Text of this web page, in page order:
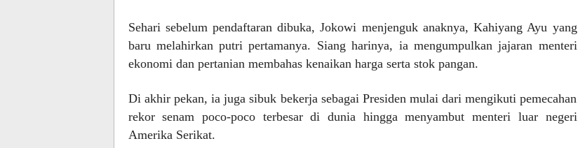
Sehari sebelum pendaftaran dibuka, Jokowi menjenguk anaknya, Kahiyang Ayu yang
baru melahirkan putri pertamanya. Siang harinya, ia mengumpulkan jajaran menteri
ekonomi dan pertanian membahas kenaikan harga serta stok pangan.
Di akhir pekan, ia juga sibuk bekerja sebagai Presiden mulai dari mengikuti pemecahan
rekor senam poco-poco terbesar di dunia hingga menyambut menteri luar negeri
Amerika Serikat.